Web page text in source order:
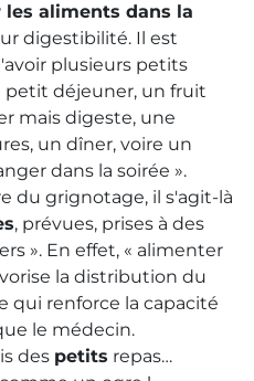
aliments dans la
digestibilité. Il est
plusieurs petits
petit déjeuner, un fruit
mais digeste, une
un dîner, voire un
dans la soirée ».
du grignotage, il s'agit-là
, prévues, prises à des
». En effet, « alimenter
la distribution du
qui renforce la capacité
le médecin.
des petits repas…